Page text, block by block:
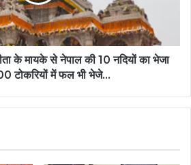
के मायके से नेपाल की 10 नदियों का भेजा
टोकरियों में फल भी भेजे...